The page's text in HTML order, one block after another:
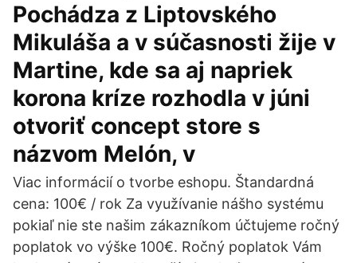
Pochádza z Liptovského
Mikuláša a v súčasnosti žije v
Martine, kde sa aj napriek
korona kríze rozhodla v júni
otvoriť concept store s
názvom Melón, v
Viac informácií o tvorbe eshopu. Štandardná
cena: 100€ / rok Za využívanie nášho systému
pokiaľ nie ste našim zákazníkom účtujeme ročný
poplatok vo výške 100€. Ročný poplatok Vám